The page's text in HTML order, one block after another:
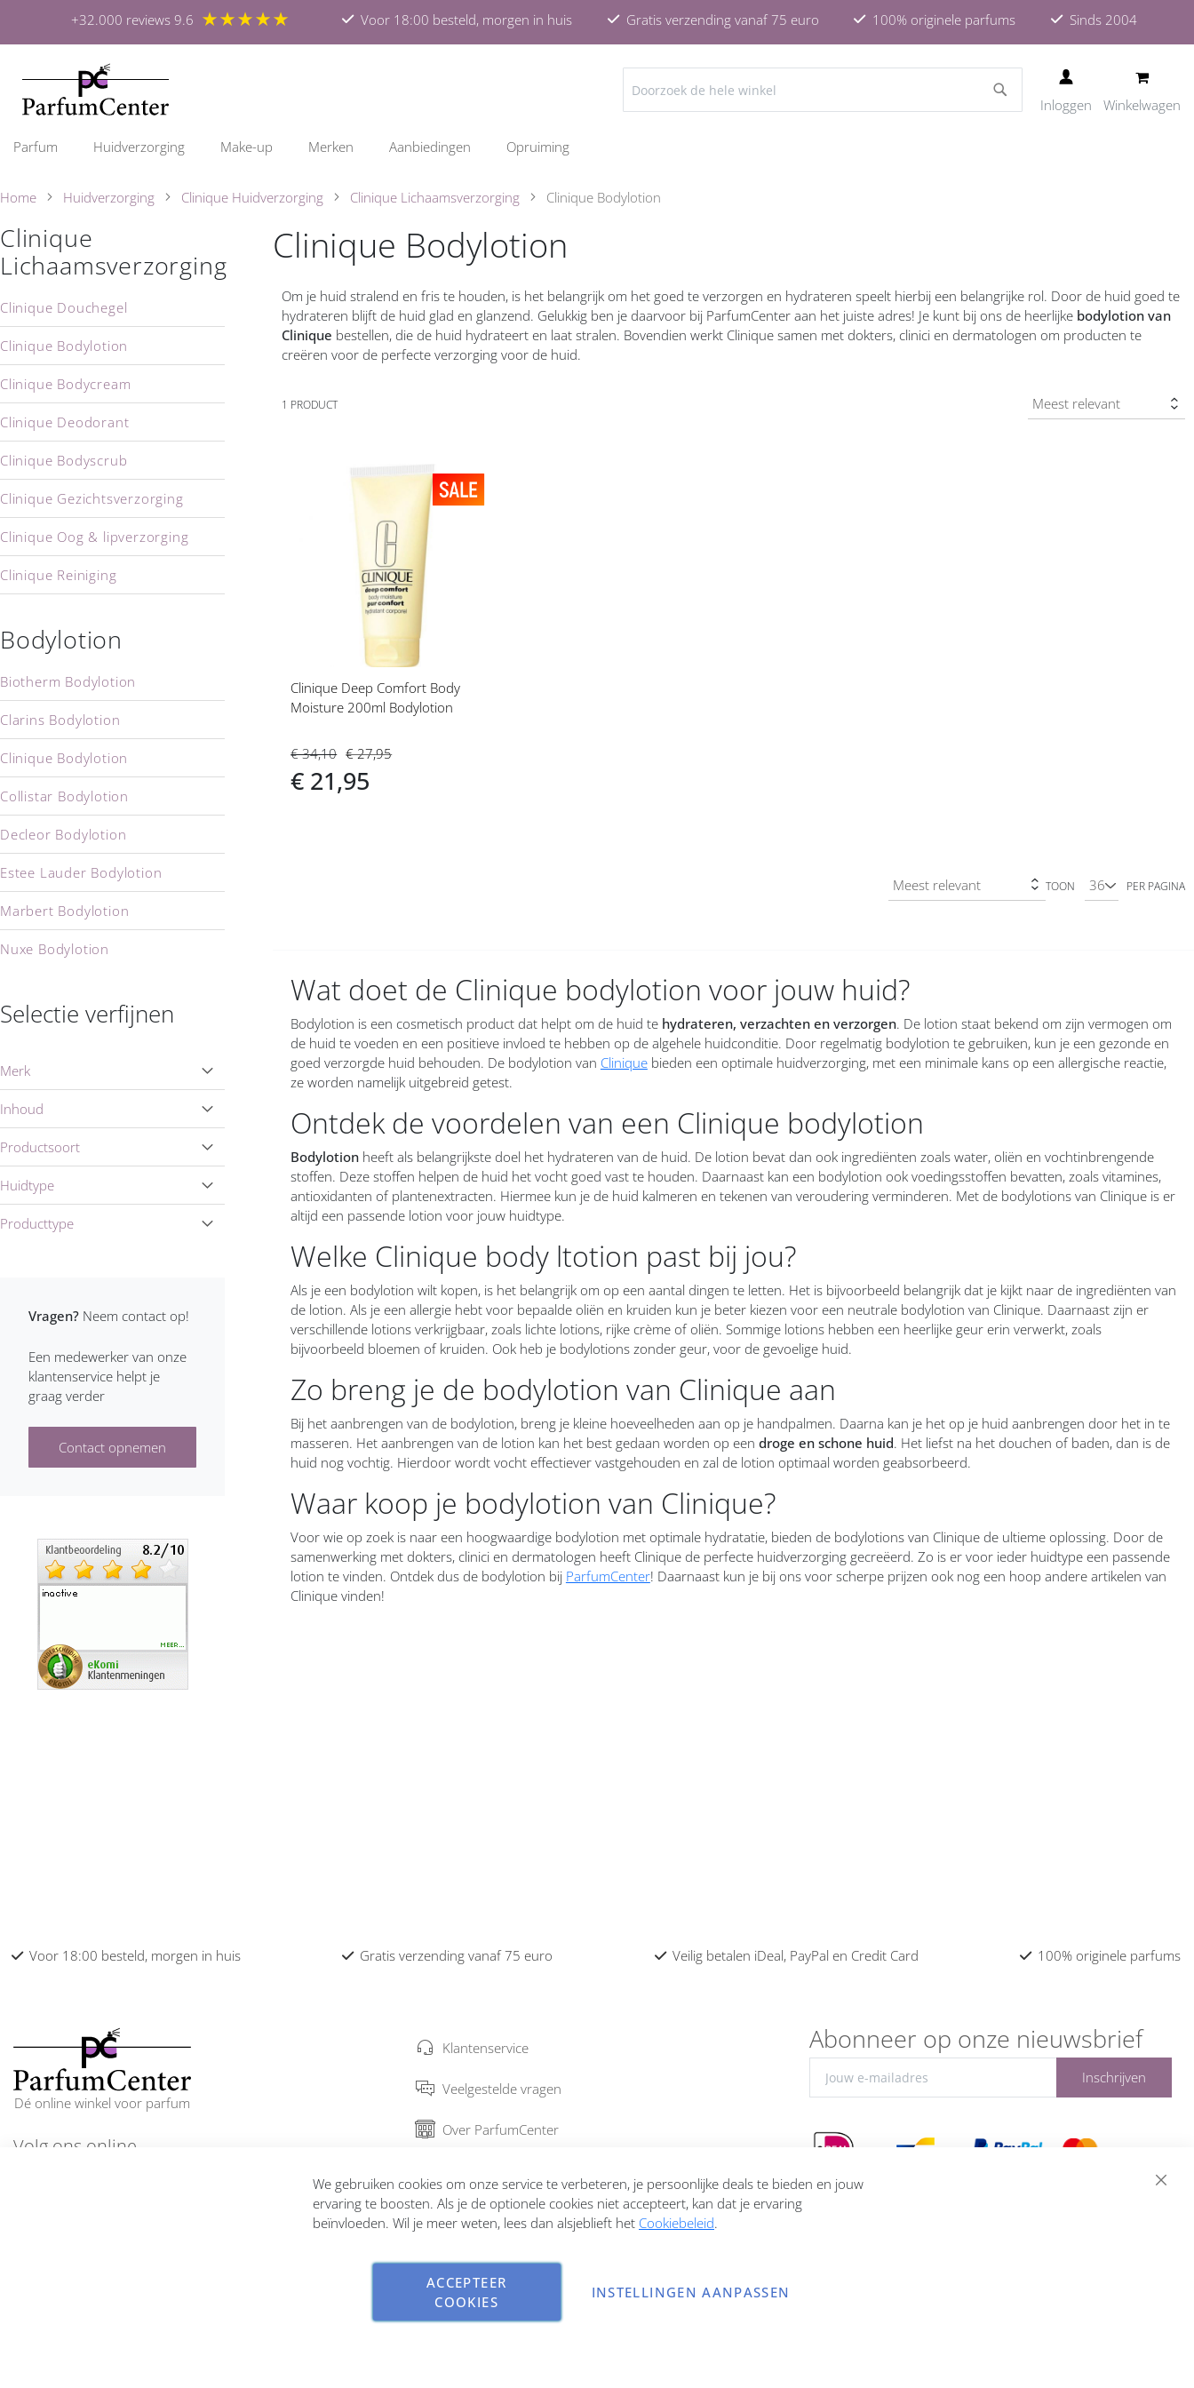
+32.000 reviews 9.6 ★★★★★ Voor 18:00 besteld, morgen in huis Gratis verzending vanaf 75 euro 100% originele parfums Sinds 2004
Inloggen Winkelwagen
ZOEKEN
Parfum Huidverzorging Make-up Merken Aanbiedingen Opruiming
Home Huidverzorging Clinique Huidverzorging Clinique Lichaamsverzorging Clinique Bodylotion
Clinique Bodylotion
Om je huid stralend en fris te houden, is het belangrijk om het goed te verzorgen en hydrateren speelt hierbij een belangrijke rol. Door de huid goed te
hydrateren blijft de huid glad en glanzend. Gelukkig ben je daarvoor bij ParfumCenter aan het juiste adres! Je kunt bij ons de heerlijke bodylotion van
Clinique bestellen, die de huid hydrateert en laat stralen. Bovendien werkt Clinique samen met dokters, clinici en dermatologen om producten te
creëren voor de perfecte verzorging voor de huid.
1 PRODUCT
verlanglijst
Clinique Deep Comfort Body
Moisture 200ml Bodylotion
€ 34,10
€ 21,95
€ 27,95
TOON PER PAGINA
Wat doet de Clinique bodylotion voor jouw huid?
Bodylotion is een cosmetisch product dat helpt om de huid te hydrateren, verzachten en verzorgen. De lotion staat bekend om zijn vermogen om
de huid te voeden en een positieve invloed te hebben op de algehele huidconditie. Door regelmatig bodylotion te gebruiken, kun je een gezonde en
goed verzorgde huid behouden. De bodylotion van Cliniquebieden een optimale huidverzorging, met een minimale kans op een allergische reactie,
ze worden namelijk uitgebreid getest.
Ontdek de voordelen van een Clinique bodylotion
Bodylotionheeft als belangrijkste doel het hydrateren van de huid. De lotion bevat dan ook ingrediënten zoals water, oliën en vochtinbrengende
stoffen. Deze stoffen helpen de huid het vocht goed vast te houden. Daarnaast kan een bodylotion ook voedingsstoffen bevatten, zoals vitamines,
antioxidanten of plantenextracten. Hiermee kun je de huid kalmeren en tekenen van veroudering verminderen. Met de bodylotions van Clinique is er
altijd een passende lotion voor jouw huidtype.
Welke Clinique body ltotion past bij jou?
Als je een bodylotion wilt kopen, is het belangrijk om op een aantal dingen te letten. Het is bijvoorbeeld belangrijk dat je kijkt naar de ingrediënten van
de lotion. Als je een allergie hebt voor bepaalde oliën en kruiden kun je beter kiezen voor een neutrale bodylotion van Clinique. Daarnaast zijn er
verschillende lotions verkrijgbaar, zoals lichte lotions, rijke crème of oliën. Sommige lotions hebben een heerlijke geur erin verwerkt, zoals
bijvoorbeeld bloemen of kruiden. Ook heb je bodylotions zonder geur, voor de gevoelige huid.
Zo breng je de bodylotion van Clinique aan
Bij het aanbrengen van de bodylotion, breng je kleine hoeveelheden aan op je handpalmen. Daarna kan je het op je huid aanbrengen door het in te
masseren. Het aanbrengen van de lotion kan het best gedaan worden op een droge en schone huid. Het liefst na het douchen of baden, dan is de
huid nog vochtig. Hierdoor wordt vocht effectiever vastgehouden en zal de lotion optimaal worden geabsorbeerd.
Waar koop je bodylotion van Clinique?
Voor wie op zoek is naar een hoogwaardige bodylotion met optimale hydratatie, bieden de bodylotions van Clinique de ultieme oplossing. Door de
samenwerking met dokters, clinici en dermatologen heeft Clinique de perfecte huidverzorging gecreëerd. Zo is er voor ieder huidtype een passende
lotion te vinden. Ontdek dus de bodylotion bij ParfumCenter! Daarnaast kun je bij ons voor scherpe prijzen ook nog een hoop andere artikelen van
Clinique vinden!
Clinique
Lichaamsverzorging
Clinique Douchegel
Clinique Bodylotion
Clinique Bodycream
Clinique Deodorant
Clinique Bodyscrub
Clinique Gezichtsverzorging
Clinique Oog & lipverzorging
Clinique Reiniging
Bodylotion
Biotherm Bodylotion
Clarins Bodylotion
Clinique Bodylotion
Collistar Bodylotion
Decleor Bodylotion
Estee Lauder Bodylotion
Marbert Bodylotion
Nuxe Bodylotion
Selectie verfijnen
Merk
Inhoud
Productsoort
Huidtype
Producttype
Vragen? Neem contact op!
Een medewerker van onze
klantenservice helpt je
graag verder
Contact opnemen
Voor 18:00 besteld, morgen in huis Gratis verzending vanaf 75 euro Veilig betalen iDeal, PayPal en Credit Card 100% originele parfums
Dé online winkel voor parfum
Volg ons online
Klantenservice
Veelgestelde vragen
Over ParfumCenter
Garantie en retourneren
Abonneer op onze nieuwsbrief
Inschrijven
Copyright © 2026 ParfumCenter.nl. All rights reserved.
We gebruiken cookies om onze service te verbeteren, je persoonlijke deals te bieden en jouw
ervaring te boosten. Als je de optionele cookies niet accepteert, kan dat je ervaring
beïnvloeden. Wil je meer weten, lees dan alsjeblieft het Cookiebeleid.
ACCEPTEER
COOKIES
INSTELLINGEN AANPASSEN